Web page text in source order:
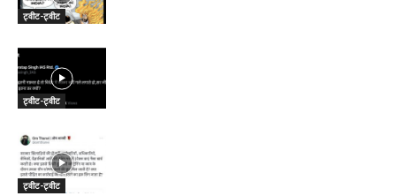
ट्वीट-ट्वीट
ट्वीट-ट्वीट
ट्वीट-ट्वीट